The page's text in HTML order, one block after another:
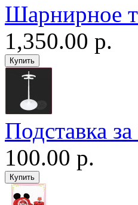
Шарнирное
1,350.00 р.
Подставка
100.00 р.